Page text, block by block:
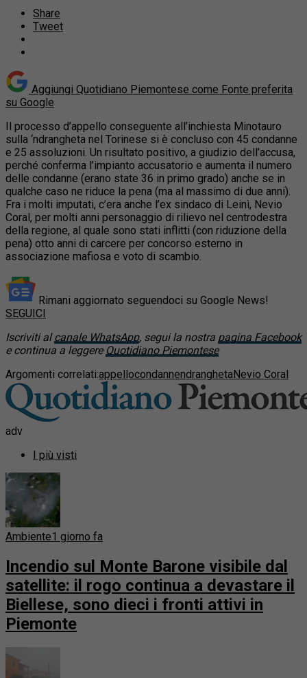
Share
Tweet
Aggiungi Quotidiano Piemontese come Fonte preferita
su Google
Il processo d’appello conseguente all’inchiesta Minotauro
sulla ‘ndrangheta nel Torinese si è concluso con 45 condanne
e 25 assoluzioni. Un risultato positivo, a giudizio dell’accusa,
perché conferma l’impianto accusatorio e aumenta il numero
delle condanne (erano state 36 in primo grado) anche se in
qualche caso ne riduce la pena (ma al massimo di due anni).
Fra i molti imputati, c’era anche l’ex sindaco di Leinì, Nevio
Coral, per molti anni personaggio di rilievo nel centrodestra
della regione, al quale sono stati inflitti (con riduzione della
pena) otto anni di carcere per concorso esterno in
associazione mafiosa e voto di scambio.
Rimani aggiornato seguendoci su Google News!
SEGUICI
Iscriviti alcanale WhatsApp, segui la nostra pagina Facebook
e continua a leggere Quotidiano Piemontese
Argomenti correlati:appellocondannendranghetaNevio Coral
adv
I più visti
Ambiente1 giorno fa
Incendio sul Monte Barone visibile dal
satellite: il rogo continua a devastare il
Biellese, sono dieci i fronti attivi in
Piemonte